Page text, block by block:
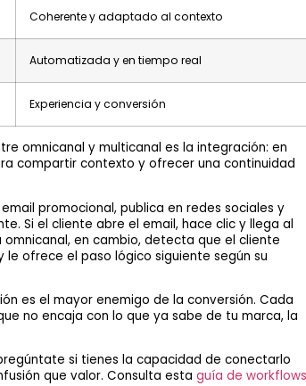
Coherente y adaptado al contexto
Automatizada y en tiempo real
Experiencia y conversión
omnicanal y multicanal es la integración: en
compartir contexto y ofrecer una continuidad
promocional, publica en redes sociales y
Si el cliente abre el email, hace clic y llega al
en cambio, detecta que el cliente
ofrece el paso lógico siguiente según su
es el mayor enemigo de la conversión. Cada
no encaja con lo que ya sabe de tu marca, la
si tienes la capacidad de conectarlo
que valor. Consulta esta guía de workflows